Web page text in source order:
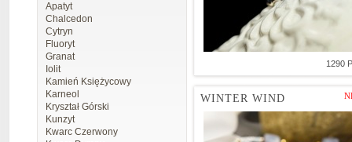
Apatyt
Chalcedon
Cytryn
Fluoryt
Granat
Iolit
Kamień Księżycowy
Karneol
Kryształ Górski
Kunzyt
Kwarc Czerwony
1290
WINTER WIND